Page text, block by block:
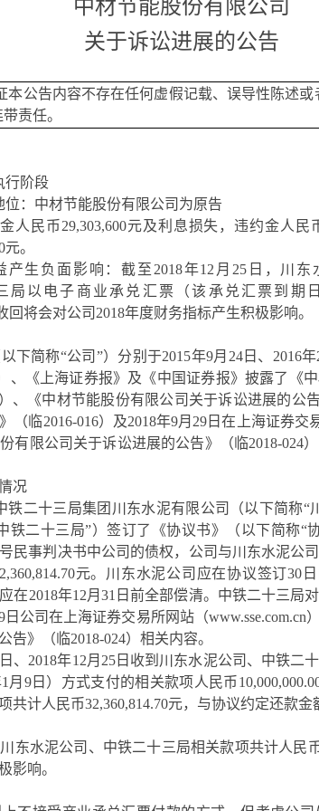
中材节能股份有限公司
关于诉讼进展的公告
公告内容不存在任何虚假记载、误导性陈述或
责任。
行阶段
位：中材节能股份有限公司为原告
人民币 29,303,600元及利息损失，违约金人民
元。
产生负面影响：截至 2018年12月25日，川
局以电子商业承兑汇票（该承兑汇票到期
回将会对公司2018年度财务指标产生积极影响。
下简称“公司”）分别于2015年9月24日、2016
、《上海证券报》及《中国证券报》披露了《
）、《中材节能股份有限公司关于诉讼进展的公
（临2016-016）及2018年9月29日在上海证券交
有限公司关于诉讼进展的公告》（临2018-024
况
铁二十三局集团川东水泥有限公司（以下简称“
铁二十三局”）签订了《协议书》（以下简称“
民事判决书中公司的债权，公司与川东水泥公
,360,814.70元。川东水泥公司应在协议签订30
在2018年12月31日前全部偿清。中铁二十三局
日公司在上海证券交易所网站（www.sse.com.cn
告》（临2018-024）相关内容。
、 2018年12月25日收到川东水泥公司 、中铁二
月9日） 方式支付的相关款项人民币 10,000,000
共计人民币32,360,814.70元， 与协议约定还款金
东水泥公司、中铁二十三局相关款项共计人民
影响。